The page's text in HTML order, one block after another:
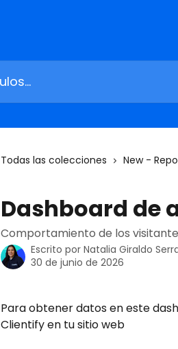
Todas las colecciones New -
Dashboard de
Comportamiento de los
Escrito por Natalia Giraldo
30 de junio de 2026
Para obtener datos en este
Clientify en tu sitio web